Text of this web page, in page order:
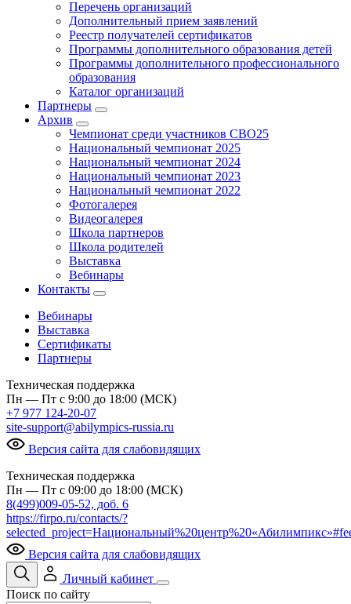
Перечень организаций
Дополнительный прием заявлений
Реестр получателей сертификатов
Программы дополнительного образования детей
Программы дополнительного профессионального
образования
Каталог организаций
Партнеры
Архив
Чемпионат среди участников СВО25
Национальный чемпионат 2025
Национальный чемпионат 2024
Национальный чемпионат 2023
Национальный чемпионат 2022
Фотогалерея
Видеогалерея
Школа партнеров
Школа родителей
Выставка
Вебинары
Контакты
Вебинары
Выставка
Сертификаты
Партнеры
Техническая поддержка
Пн — Пт с 9:00 до 18:00 (МСК)
+7 977 124-20-07
site-support@abilympics-russia.ru
Версия сайта для слабовидящих
Техническая поддержка
Пн — Пт с 09:00 до 18:00 (МСК)
8(499)009-05-52, доб. 6
https://firpo.ru/contacts/?
Версия сайта для слабовидящих
Личный кабинет
Поиск по сайту